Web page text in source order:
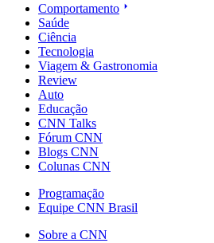
Comportamento
Saúde
Ciência
Tecnologia
Viagem & Gastronomia
Review
Auto
Educação
CNN Talks
Fórum CNN
Blogs CNN
Colunas CNN
Programação
Equipe CNN Brasil
Sobre a CNN